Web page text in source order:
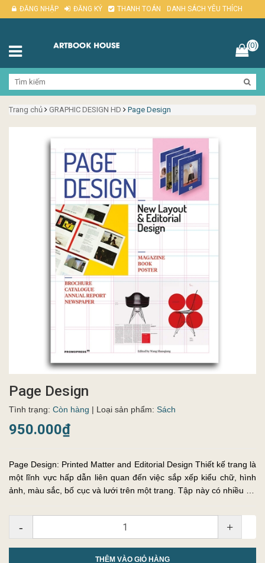
ĐĂNG NHẬP ĐĂNG KÝ THANH TOÁN DANH SÁCH YÊU THÍCH
(0)
Trang chủ GRAPHIC DESIGN HD Page Design
Page Design
Tình trạng: Còn hàng | Loại sản phẩm: Sách
950.000₫
Page Design: Printed Matter and Editorial Design Thiết kế trang là
một lĩnh vực hấp dẫn liên quan đến việc sắp xếp kiểu chữ, hình
ảnh, màu sắc, bố cục và lưới trên một trang. Tập này có nhiều dự
- +
THÊM VÀO GIỎ HÀNG